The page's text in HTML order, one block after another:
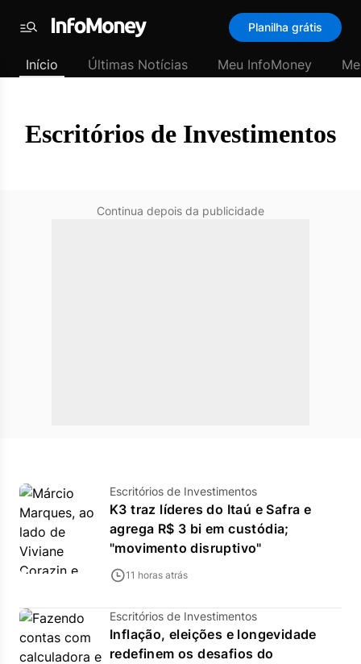
Padrão
Últimas
InfoMoney
Menu
Planilha grátis
Início Últimas Notícias Meu InfoMoney
Escritórios de Investimentos
Continua depois da publicidade
Escritórios de Investimentos
K3 traz líderes do Itaú e Safra e
agrega R$ 3 bi em custódia;
"movimento disruptivo"
11 horas atrás
Escritórios de Investimentos
Inflação, eleições e longevidade
redefinem os desafios do